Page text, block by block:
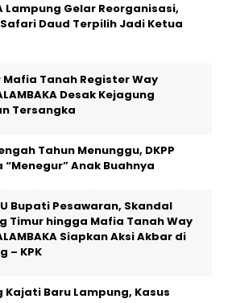
Lampung Gelar Reorganisasi,
Safari Daud Terpilih Jadi Ketua
Mafia Tanah Register Way
Desak Kejagung
Tersangka
Tahun Menunggu, DKPP
“Menegur” Anak Buahnya
Bupati Pesawaran, Skandal
Timur hingga Mafia Tanah Way
Siapkan Aksi Akbar di
– KPK
Kajati Baru Lampung, Kasus